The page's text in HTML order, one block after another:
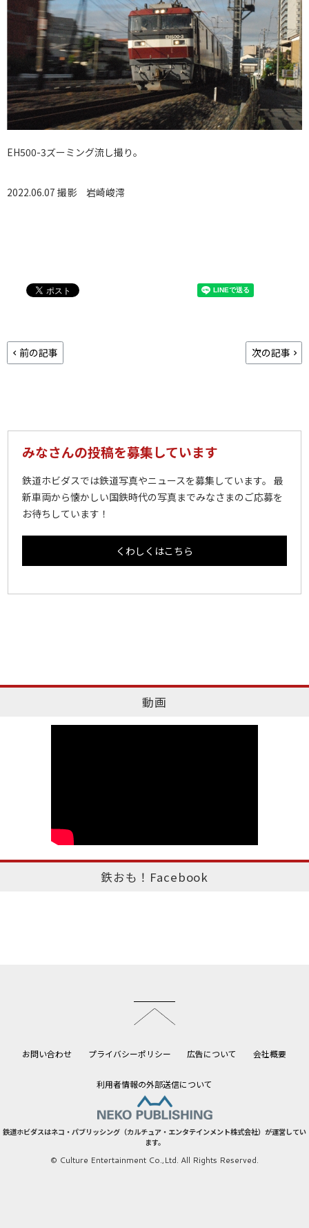
EH500-3ズーミング流し撮り。
2022.06.07 撮影 岩崎峻澪
前の記事 次の記事
みなさんの投稿を募集しています
鉄道ホビダスでは鉄道写真やニュースを募集しています。 最
新車両から懐かしい国鉄時代の写真までみなさまのご応募を
お待ちしています！
くわしくはこちら
動画
鉄おも！Facebook
お問い合わせ プライバシーポリシー 広告について 会社概要
利用者情報の外部送信について
鉄道ホビダスはネコ・パブリッシング（カルチュア・エンタテインメント株式会社）が運営してい
ます。
© Culture Entertainment Co.,Ltd. All Rights Reserved.